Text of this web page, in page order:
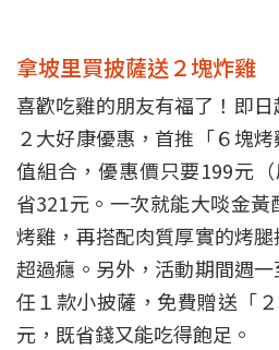
拿坡里買披薩送２塊炸雞
喜歡吃雞的朋友有福了！即
２大好康優惠，首推「６塊
值組合，優惠價只要199元
省321元。一次就能大啖金
烤雞，再搭配肉質厚實的烤
超過癮。另外，活動期間週
任１款小披薩，免費贈送「
元，既省錢又能吃得飽足。